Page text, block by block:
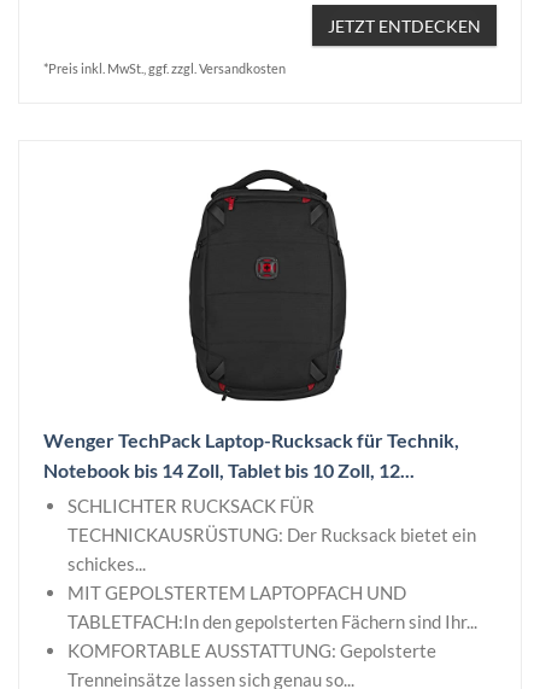
JETZT ENTDECKEN
*Preis inkl. MwSt., ggf. zzgl. Versandkosten
Wenger TechPack Laptop-Rucksack für Technik,
Notebook bis 14 Zoll, Tablet bis 10 Zoll, 12...
SCHLICHTER RUCKSACK FÜR
TECHNICKAUSRÜSTUNG: Der Rucksack bietet ein
schickes...
MIT GEPOLSTERTEM LAPTOPFACH UND
TABLETFACH:In den gepolsterten Fächern sind Ihr...
KOMFORTABLE AUSSTATTUNG: Gepolsterte
Trenneinsätze lassen sich genau so...